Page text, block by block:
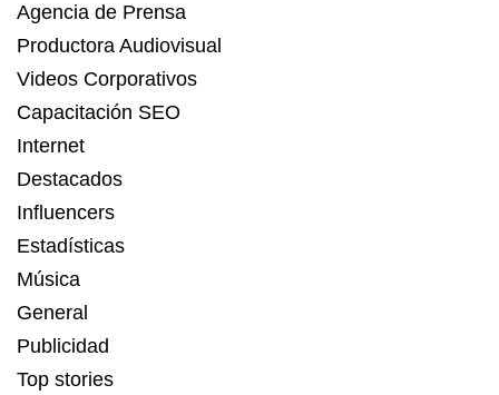
Agencia de Prensa
Productora Audiovisual
Videos Corporativos
Capacitación SEO
Internet
Destacados
Influencers
Estadísticas
Música
General
Publicidad
Top stories